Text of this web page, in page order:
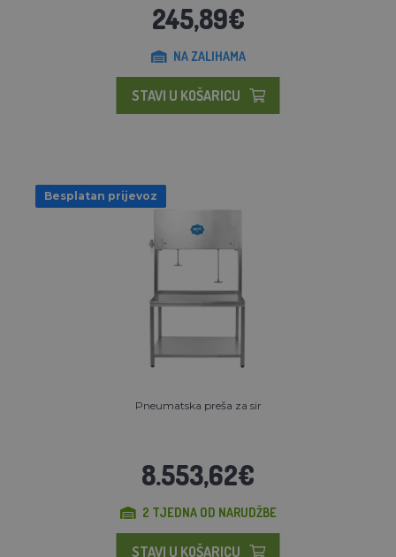
245,89€
NA ZALIHAMA
STAVI U KOŠARICU
Besplatan prijevoz
Pneumatska preša za sir
8.553,62€
2 TJEDNA OD NARUDŽBE
STAVI U KOŠARICU